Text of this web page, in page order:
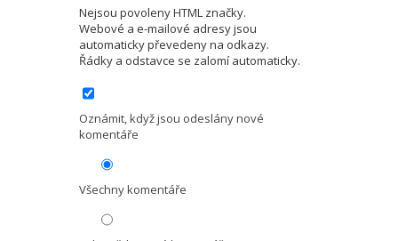
Nejsou povoleny HTML značky.
Webové a e-mailové adresy jsou
automaticky převedeny na odkazy.
Řádky a odstavce se zalomí automaticky.
Oznámit, když jsou odeslány nové
komentáře
Všechny komentáře